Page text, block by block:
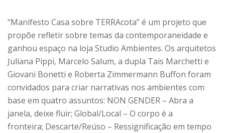
“Manifesto Casa sobre TERRAcota” é um projeto que
propõe refletir sobre temas da contemporaneidade e
ganhou espaço na loja Studio Ambientes. Os arquitetos
Juliana Pippi, Marcelo Salum, a dupla Tais Marchetti e
Giovani Bonetti e Roberta Zimmermann Buffon foram
convidados para criar narrativas nos ambientes com
base em quatro assuntos: NON GENDER – Abra a
janela, deixe fluir; Global/Local – O corpo é a
fronteira; Descarte/Reúso – Ressignificação em tempo